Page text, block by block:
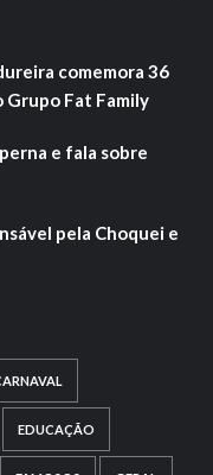
comemora 36
Grupo Fat Family
e fala sobre
pela Choquei e
EDUCAÇÃO